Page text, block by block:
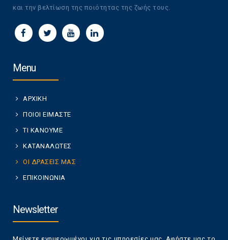
και την βελτίωση της ποιότητας της ζωής τους.
Menu
ΑΡΧΙΚΗ
ΠΟΙΟΙ ΕΙΜΑΣΤΕ
ΤΙ ΚΑΝΟΥΜΕ
ΚΑΤΑΝΑΛΩΤΕΣ
ΟΙ ΔΡΑΣΕΙΣ ΜΑΣ
ΕΠΙΚΟΙΝΩΝΙΑ
Newsletter